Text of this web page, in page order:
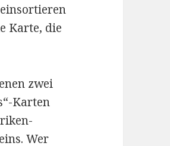
Karte, die
zwei
Karten
Wer